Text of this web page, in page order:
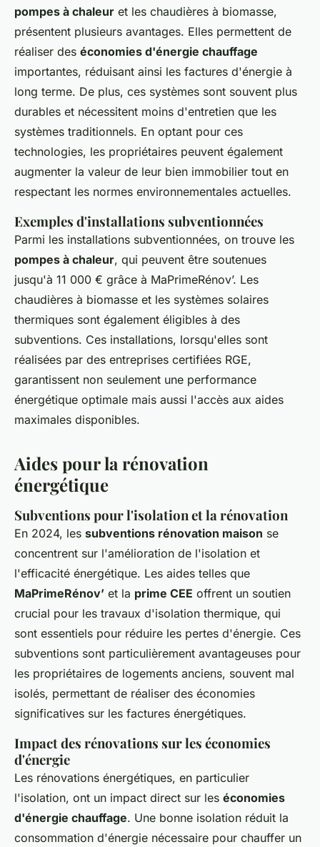
pompes à chaleur et les chaudières à biomasse,
présentent plusieurs avantages. Elles permettent de
réaliser des économies d'énergie chauffage
importantes, réduisant ainsi les factures d'énergie à
long terme. De plus, ces systèmes sont souvent plus
durables et nécessitent moins d'entretien que les
systèmes traditionnels. En optant pour ces
technologies, les propriétaires peuvent également
augmenter la valeur de leur bien immobilier tout en
respectant les normes environnementales actuelles.
Exemples d'installations subventionnées
Parmi les installations subventionnées, on trouve les
pompes à chaleur, qui peuvent être soutenues
jusqu'à 11 000 € grâce à MaPrimeRénov’. Les
chaudières à biomasse et les systèmes solaires
thermiques sont également éligibles à des
subventions. Ces installations, lorsqu'elles sont
réalisées par des entreprises certifiées RGE,
garantissent non seulement une performance
énergétique optimale mais aussi l'accès aux aides
maximales disponibles.
Aides pour la rénovation
énergétique
Subventions pour l'isolation et la rénovation
En 2024, les subventions rénovation maison se
concentrent sur l'amélioration de l'isolation et
l'efficacité énergétique. Les aides telles que
MaPrimeRénov’ et la prime CEE offrent un soutien
crucial pour les travaux d'isolation thermique, qui
sont essentiels pour réduire les pertes d'énergie. Ces
subventions sont particulièrement avantageuses pour
les propriétaires de logements anciens, souvent mal
isolés, permettant de réaliser des économies
significatives sur les factures énergétiques.
Impact des rénovations sur les économies
d'énergie
Les rénovations énergétiques, en particulier
l'isolation, ont un impact direct sur les économies
d'énergie chauffage. Une bonne isolation réduit la
consommation d'énergie nécessaire pour chauffer un